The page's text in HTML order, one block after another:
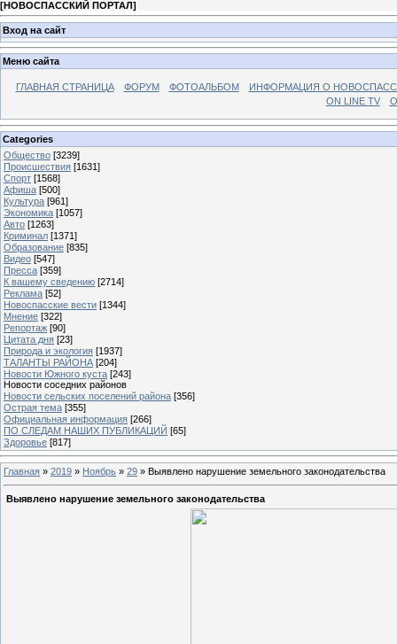
[НОВОСПАССКИЙ ПОРТАЛ]
Вход на сайт
Меню сайта
ГЛАВНАЯ СТРАНИЦА ФОРУМ ФОТОАЛЬБОМ
ИНФОРМАЦИЯ О
ON LINE TV
Categories
Общество [3239]
Происшествия [1631]
Спорт [1568]
Афиша [500]
Культура [961]
Экономика [1057]
Авто [1263]
Криминал [1371]
Образование [835]
Видео [547]
Пресса [359]
К вашему сведению [2714]
Реклама [52]
Новоспасские вести [1344]
Мнение [322]
Репортаж [90]
Цитата дня [23]
Природа и экология [1937]
ТАЛАНТЫ РАЙОНА [204]
Новости Южного куста [243]
Новости соседних районов
Новости сельских поселений района [356]
Острая тема [355]
Официальная информация [266]
ПО СЛЕДАМ НАШИХ ПУБЛИКАЦИЙ [65]
Здоровье [817]
Главная » 2019 » Ноябрь » 29 » Выявлено нарушение земельного законодательства
Выявлено нарушение земельного законодательства